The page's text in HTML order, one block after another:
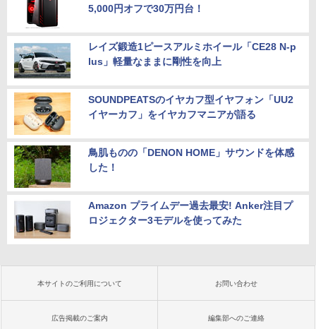
5,000円オフで30万円台！
レイズ鍛造1ピースアルミホイール「CE28 N-p
lus」軽量なままに剛性を向上
SOUNDPEATSのイヤカフ型イヤフォン「UU2
イヤーカフ」をイヤカフマニアが語る
鳥肌ものの「DENON HOME」サウンドを体感
した！
Amazon プライムデー過去最安! Anker注目プ
ロジェクター3モデルを使ってみた
本サイトのご利用について お問い合わせ
広告掲載のご案内 編集部へのご連絡